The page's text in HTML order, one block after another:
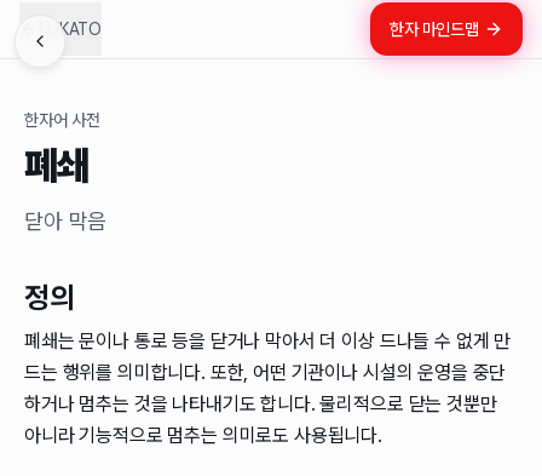
LUKATO 한자 마인드맵
한자어 사전
폐쇄
닫아 막음
정의
폐쇄는 문이나 통로 등을 닫거나 막아서 더 이상 드나들 수 없게 만
드는 행위를 의미합니다. 또한, 어떤 기관이나 시설의 운영을 중단
하거나 멈추는 것을 나타내기도 합니다. 물리적으로 닫는 것뿐만
아니라 기능적으로 멈추는 의미로도 사용됩니다.